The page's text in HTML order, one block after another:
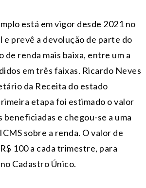
está em vigor desde 2021 no
e prevê a devolução de parte do
de renda mais baixa, entre um a
em três faixas. Ricardo Neves
da Receita do estado
etapa foi estimado o valor
beneficiadas e chegou-se a uma
sobre a renda. O valor de
100 a cada trimestre, para
Cadastro Único.